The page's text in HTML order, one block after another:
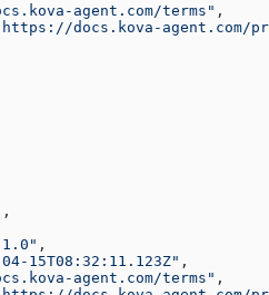
agent.com/terms" ,
docs.kova-agent.com/
,
,
15T08:32:11.123Z" ,
agent.com/terms" ,